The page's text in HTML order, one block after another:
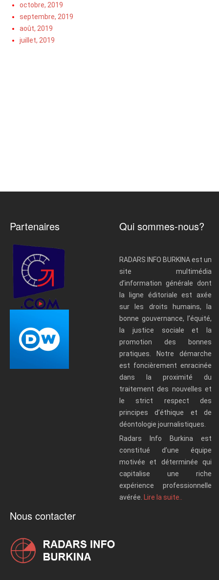
octobre, 2019
septembre, 2019
août, 2019
juillet, 2019
Partenaires Qui sommes-nous?
RADARS INFO BURKINA est un
site multimédia
d’information générale dont
la ligne éditoriale est axée
sur les droits humains, la
bonne gouvernance, l’équité,
la justice sociale et la
promotion des bonnes
pratiques. Notre démarche
est foncièrement enracinée
dans la proximité du
traitement des nouvelles et
le strict respect des
principes d’éthique et de
déontologie journalistiques.
Radars Info Burkina est
constitué d’une équipe
motivée et déterminée qui
capitalise une riche
expérience professionnelle
avérée.
Lire la suite..
Nous contacter